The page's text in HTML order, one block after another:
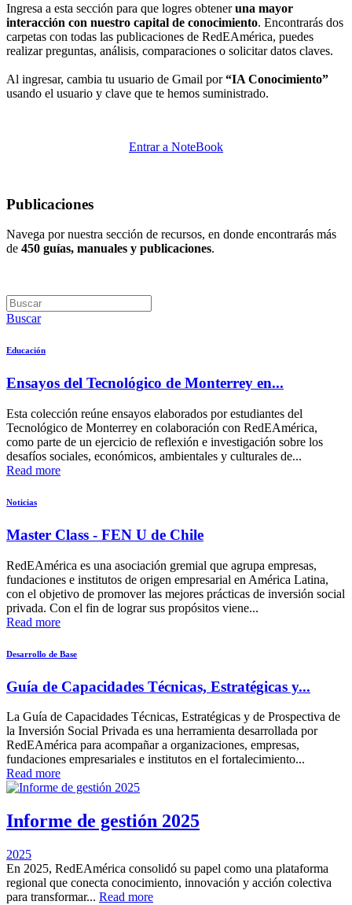
Ingresa a esta sección para que logres obteneruna mayor
interacción con nuestro capital de conocimiento. Encontrarás dos
carpetas con todas las publicaciones de RedEAmérica, puedes
realizar preguntas, análisis, comparaciones o solicitar datos claves.
Al ingresar, cambia tu usuario de Gmail por“IA Conocimiento”
usando el usuario y clave que te hemos suministrado.
Entrar a NoteBook
Publicaciones
Navega por nuestra sección de recursos, en donde encontrarás más
de 450 guías, manuales y publicaciones.
Buscar
Educación
Ensayos del Tecnológico de Monterrey en...
Esta colección reúne ensayos elaborados por estudiantes del
Tecnológico de Monterrey en colaboración con RedEAmérica,
como parte de un ejercicio de reflexión e investigación sobre los
desafíos sociales, económicos, ambientales y culturales de...
Read more
Noticias
Master Class - FEN U de Chile
RedEAmérica es una asociación gremial que agrupa empresas,
fundaciones e institutos de origen empresarial en América Latina,
con el objetivo de promover las mejores prácticas de inversión social
privada. Con el fin de lograr sus propósitos viene...
Read more
Desarrollo de Base
Guía de Capacidades Técnicas, Estratégicas y...
La Guía de Capacidades Técnicas, Estratégicas y de Prospectiva de
la Inversión Social Privada es una herramienta desarrollada por
RedEAmérica para acompañar a organizaciones, empresas,
fundaciones empresariales e institutos en el fortalecimiento...
Read more
Informe de gestión 2025
2025
En 2025, RedEAmérica consolidó su papel como una plataforma
regional que conecta conocimiento, innovación y acción colectiva
para transformar... Read more